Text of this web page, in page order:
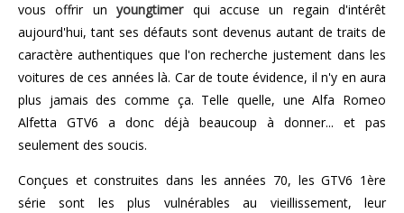
vous offrir unyoungtimerqui accuse un regain d'intérêt
aujourd'hui, tant ses défauts sont devenus autant de traits de
caractère authentiques que l'on recherche justement dans les
voitures de ces années là. Car de toute évidence, il n'y en aura
plus jamais des comme ça. Telle quelle, une Alfa Romeo
Alfetta GTV6 a donc déjà beaucoup à donner... et pas
seulement des soucis.
Conçues et construites dans les années 70, les GTV6 1ère
série sont les plus vulnérables au vieillissement, leur